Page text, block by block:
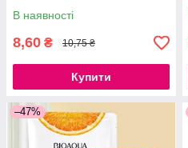
В наявності
8,60 ₴ 10,75 ₴
Купити
–47%